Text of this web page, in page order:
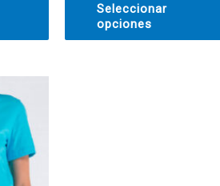
Seleccionar
opciones